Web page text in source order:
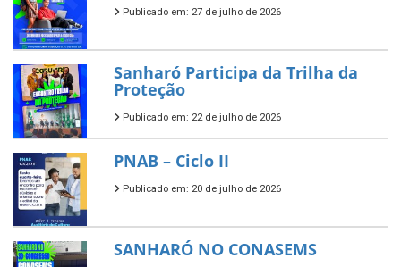
Publicado em: 27 de julho de 2026
Sanharó Participa da Trilha da
Proteção
Publicado em: 22 de julho de 2026
PNAB – Ciclo II
Publicado em: 20 de julho de 2026
SANHARÓ NO CONASEMS